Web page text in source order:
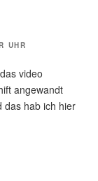
UHR
video
angewandt
das hab ich hier